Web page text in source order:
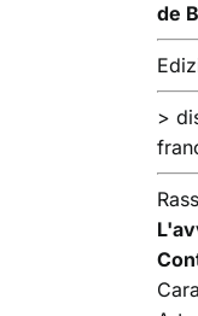
de
>